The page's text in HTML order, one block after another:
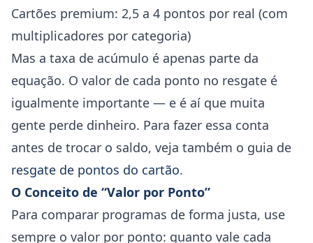
Cartões premium: 2,5 a 4 pontos por real (com
multiplicadores por categoria)
Mas a taxa de acúmulo é apenas parte da
equação. O valor de cada ponto no resgate é
igualmente importante — e é aí que muita
gente perde dinheiro. Para fazer essa conta
antes de trocar o saldo, veja também o guia de
resgate de pontos do cartão.
O Conceito de “Valor por Ponto”
Para comparar programas de forma justa, use
sempre o valor por ponto: quanto vale cada